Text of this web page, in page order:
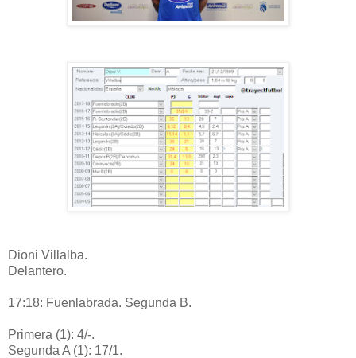
Dioni Villalba.
Delantero.
17:18: Fuenlabrada. Segunda B.
Primera (1): 4/-.
Segunda A (1): 17/1.